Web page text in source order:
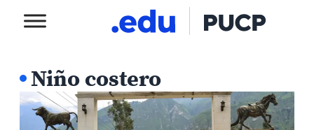
Niño costero